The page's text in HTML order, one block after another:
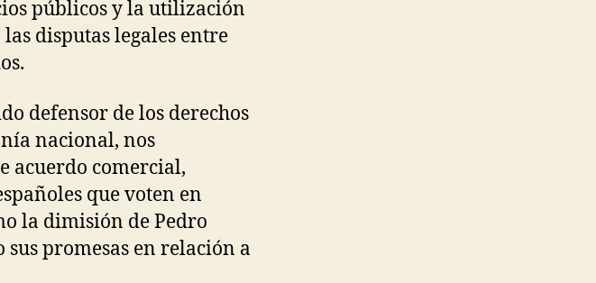
públicos y la utilización
disputas legales entre
defensor de los derechos
nacional, nos
acuerdo comercial,
que voten en
la dimisión de Pedro
promesas en relación a